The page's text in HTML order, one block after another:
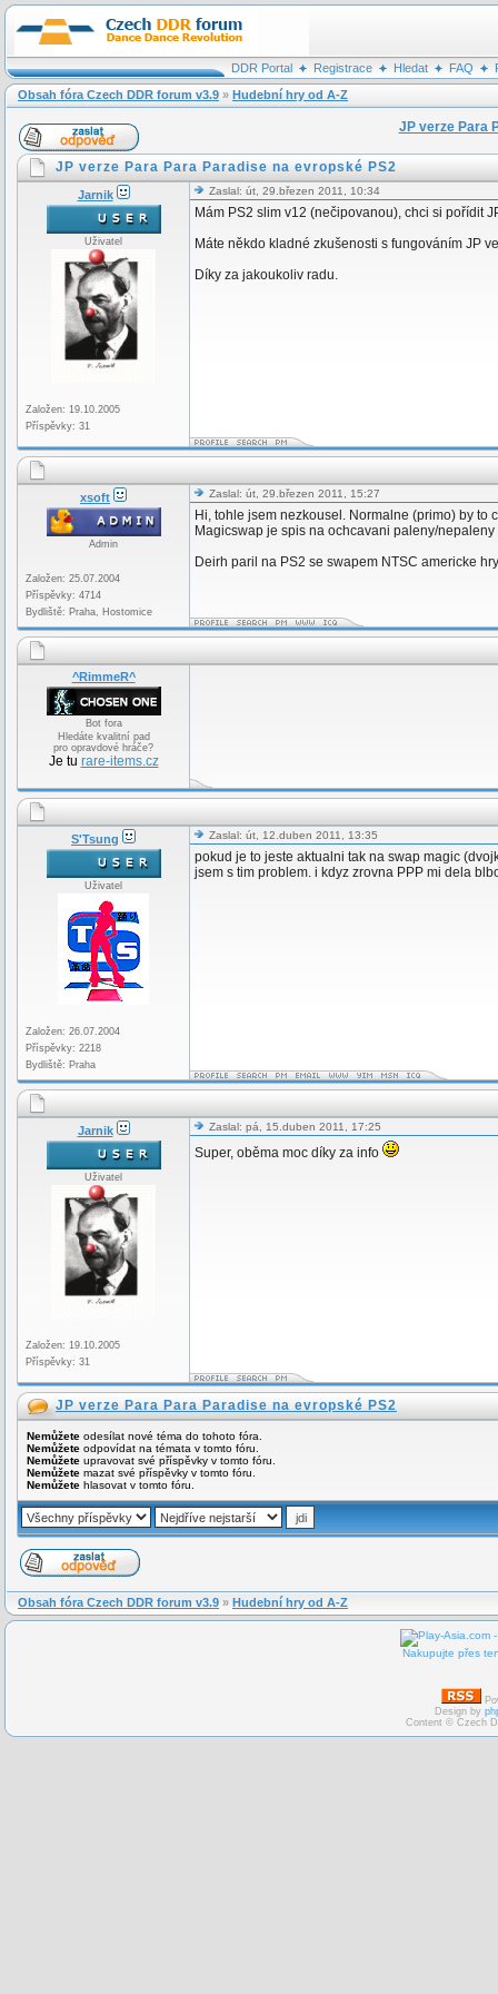
DDR Portal Registrace Hledat FAQ
Obsah fóra Czech DDR forum v3.9 » Hudební hry od A-Z
JP verze Para
JP verze Para Para Paradise na evropské PS2
Jarnik
Uživatel
Založen: 19.10.2005
Příspěvky: 31
Zaslal: út, 29.březen 2011, 10:34
Mám PS2 slim v12 (nečipovanou), chci si pořídit
Máte někdo kladné zkušenosti s fungováním JP
Díky za jakoukoliv radu.
xsoft
Admin
Založen: 25.07.2004
Příspěvky: 4714
Bydliště: Praha, Hostomice
Zaslal: út, 29.březen 2011, 15:27
Hi, tohle jsem nezkousel. Normalne (primo) by to
Magicswap je spis na ochcavani paleny/nepaleny
Deirh paril na PS2 se swapem NTSC americke
^RimmeR^
Bot fora
Hledáte kvalitní pad
pro opravdové hráče?
Je tu rare-items.cz
S'Tsung
Uživatel
Založen: 26.07.2004
Příspěvky: 2218
Bydliště: Praha
Zaslal: út, 12.duben 2011, 13:35
pokud je to jeste aktualni tak na swap magic
jsem s tim problem. i kdyz zrovna PPP mi dela
Jarnik
Uživatel
Založen: 19.10.2005
Příspěvky: 31
Zaslal: pá, 15.duben 2011, 17:25
Super, oběma moc díky za info
JP verze Para Para Paradise na evropské PS2
Nemůžete odesílat nové téma do tohoto fóra.
Nemůžete odpovídat na témata v tomto fóru.
Nemůžete upravovat své příspěvky v tomto fóru.
Nemůžete mazat své příspěvky v tomto fóru.
Nemůžete hlasovat v tomto fóru.
Obsah fóra Czech DDR forum v3.9 » Hudební hry od A-Z
Nakupujte přes
Design by
Content © Czech